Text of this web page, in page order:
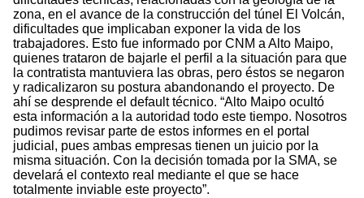
zona, en el avance de la construcción del túnel El Volcán,
dificultades que implicaban exponer la vida de los
trabajadores. Esto fue informado por CNM a Alto Maipo,
quienes trataron de bajarle el perfil a la situación para que
la contratista mantuviera las obras, pero éstos se negaron
y radicalizaron su postura abandonando el proyecto. De
ahí se desprende el default técnico. “Alto Maipo ocultó
esta información a la autoridad todo este tiempo. Nosotros
pudimos revisar parte de estos informes en el portal
judicial, pues ambas empresas tienen un juicio por la
misma situación. Con la decisión tomada por la SMA, se
develará el contexto real mediante el que se hace
totalmente inviable este proyecto”.